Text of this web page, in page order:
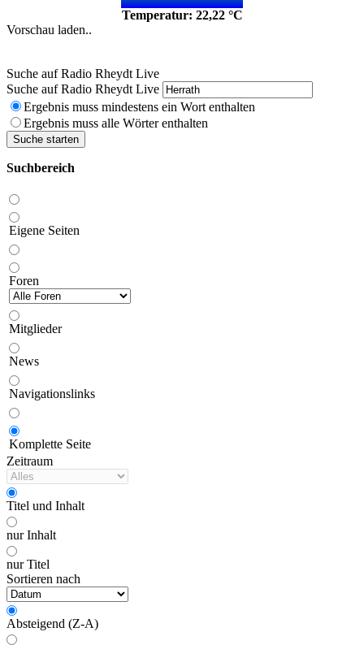
Temperatur: 22,22 °C
Vorschau laden..
Suche auf Radio Rheydt Live
Suche auf Radio Rheydt Live
Ergebnis muss mindestens ein Wort enthalten
Ergebnis muss alle Wörter enthalten
Suche starten
Suchbereich
Eigene Seiten
Foren
Mitglieder
News
Navigationslinks
Komplette Seite
Zeitraum
Titel und Inhalt
nur Inhalt
nur Titel
Sortieren nach
Absteigend (Z-A)